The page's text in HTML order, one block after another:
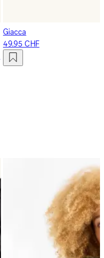
Giacca
49.95 CHF